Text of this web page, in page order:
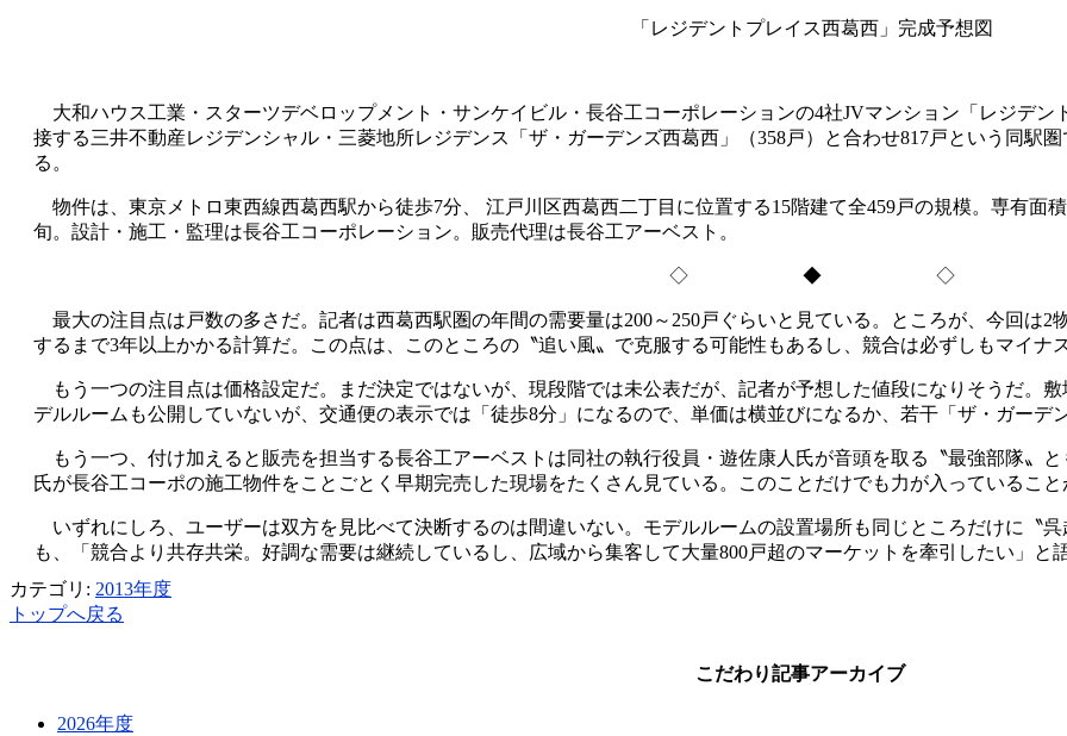
「レジデントプレイス西葛西」完成予想図
大和ハウス工業・スターツデベロップメント・サンケイビル・ 長谷工コーポレーションの4社JVマンション「 レジデン
接する三井不動産レジデンシャル・三菱地所レジデンス「ザ・ガーデンズ西葛西」（358戸）と合わせ817戸という同駅
る。
物件は、東京メトロ東西線西葛西駅から徒歩7分、 江戸川区西葛西二丁目 に位置する15階建て全459戸の規模。専有面
旬。設計・施工・監理は長谷工コーポレーション。販売代理は長谷工アーベスト。
◇ ◆ ◇
最大の注目点は戸数の多さだ。記者は西葛西駅圏の年間の需要量は200～ 250戸ぐらいと見ている。ところが、今回は2
するまで3年以上かかる計算だ。この点は、このところの〝追い風〟で克服する可能性もあるし、競合は必ずしもマイナ
もう一つの注目点は価格設定だ。まだ決定ではないが、現段階では未公表だが、記者が予想した値段になりそうだ。
デルルームも公開していないが、交通便の表示では「徒歩8分」になるので、単価は横並びになるか、若干「ザ・ガーデ
もう一つ、付け加えると販売を担当する長谷工アーベストは同社の執行役員・遊佐康人氏が音頭を取る〝最強部隊〟
氏が長谷工コーポの施工物件をことごとく早期完売した現場をたくさん見ている。このことだけでも力が入っているこ
いずれにしろ、ユーザーは双方を見比べて決断するのは間違いない。モデルルームの設置場所も同じところだけに〝
も、「競合より共存共栄。好調な需要は継続しているし、広域から集客して大量800戸超のマーケットを牽引したい」と
カテゴリ: 2013年度
トップへ戻る
こだわり記事アーカイブ
2026年度